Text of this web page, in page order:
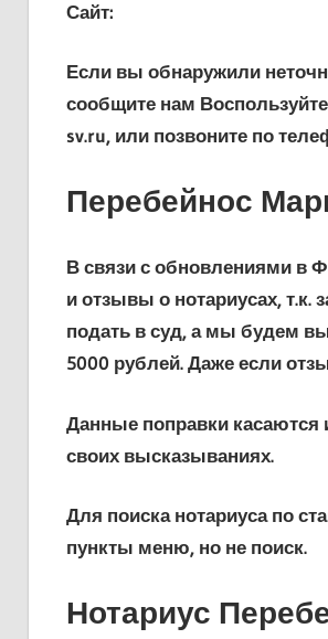
Сайт:
Если вы обнаружили
сообщите нам
sv.ru, или позвоните по
Перебейнос
В связи с обновлениями в
и отзывы о нотариусах,
подать в суд, а мы будем
5000 рублей. Даже если
Данные поправки касаются
своих высказываниях.
Для поиска нотариуса по
пункты меню, но не поиск.
Нотариус